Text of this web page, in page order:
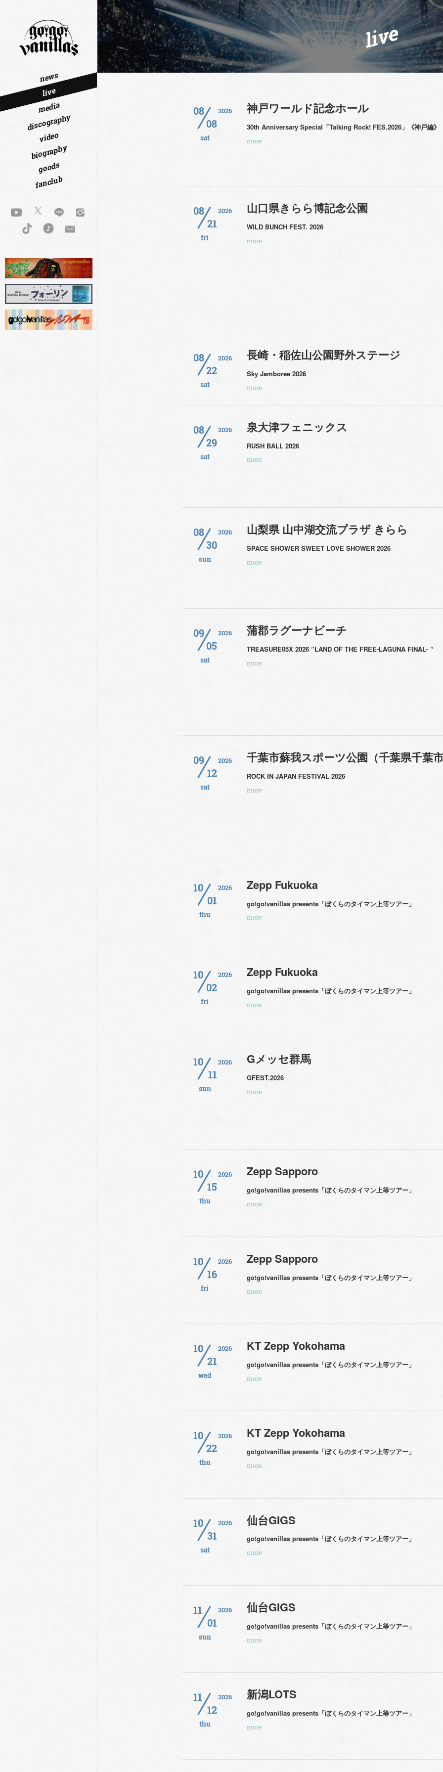
news
live
media
discography
video
biography
goods
fanclub
live
2026
08
08
sat
神戸ワールド記念ホール
30th Anniversary Special「Talking Rock! FES.2026」《神戸編》
more
2026
08
21
fri
山口県きらら博記念公園
WILD BUNCH FEST. 2026
more
2026
08
22
sat
⾧崎・稲佐山公園野外ステージ
Sky Jamboree 2026
more
2026
08
29
sat
泉大津フェニックス
RUSH BALL 2026
more
2026
08
30
sun
山梨県 山中湖交流プラザ きらら
SPACE SHOWER SWEET LOVE SHOWER 2026
more
2026
09
05
sat
蒲郡ラグーナビーチ
TREASURE05X 2026 ”LAND OF THE FREE-LAGUNA FINAL- ”
more
2026
09
12
sat
千葉市蘇我スポーツ公園（千葉県千葉
ROCK IN JAPAN FESTIVAL 2026
more
2026
10
01
thu
Zepp Fukuoka
go!go!vanillas presents「ぼくらのタイマン上等ツアー」
more
2026
10
02
fri
Zepp Fukuoka
go!go!vanillas presents「ぼくらのタイマン上等ツアー」
more
2026
10
11
sun
Gメッセ群馬
GFEST.2026
more
2026
10
15
thu
Zepp Sapporo
go!go!vanillas presents「ぼくらのタイマン上等ツアー」
more
2026
10
16
fri
Zepp Sapporo
go!go!vanillas presents「ぼくらのタイマン上等ツアー」
more
2026
10
21
wed
KT Zepp Yokohama
go!go!vanillas presents「ぼくらのタイマン上等ツアー」
more
2026
10
22
thu
KT Zepp Yokohama
go!go!vanillas presents「ぼくらのタイマン上等ツアー」
more
2026
10
31
sat
仙台GIGS
go!go!vanillas presents「ぼくらのタイマン上等ツアー」
more
2026
11
01
sun
仙台GIGS
go!go!vanillas presents「ぼくらのタイマン上等ツアー」
more
2026
11
12
thu
新潟LOTS
go!go!vanillas presents「ぼくらのタイマン上等ツアー」
more